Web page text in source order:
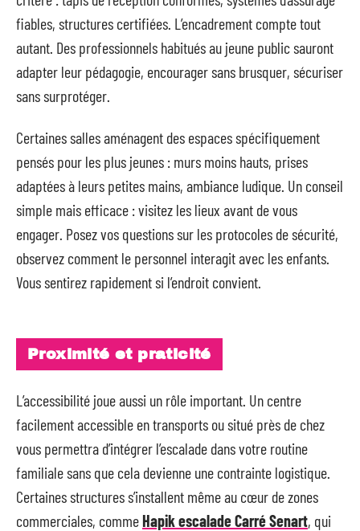
fiables, structures certifiées. L’encadrement compte tout
autant. Des professionnels habitués au jeune public sauront
adapter leur pédagogie, encourager sans brusquer, sécuriser
sans surprotéger.
Certaines salles aménagent des espaces spécifiquement
pensés pour les plus jeunes : murs moins hauts, prises
adaptées à leurs petites mains, ambiance ludique. Un conseil
simple mais efficace : visitez les lieux avant de vous
engager. Posez vos questions sur les protocoles de sécurité,
observez comment le personnel interagit avec les enfants.
Vous sentirez rapidement si l’endroit convient.
Proximité et praticité
L’accessibilité joue aussi un rôle important. Un centre
facilement accessible en transports ou situé près de chez
vous permettra d’intégrer l’escalade dans votre routine
familiale sans que cela devienne une contrainte logistique.
Certaines structures s’installent même au cœur de zones
commerciales, commeHapik escalade Carré Senart, qui